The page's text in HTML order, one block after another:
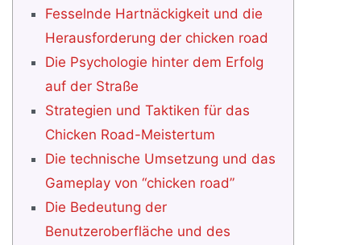
Fesselnde Hartnäckigkeit und die
Herausforderung der chicken road
Die Psychologie hinter dem Erfolg
auf der Straße
Strategien und Taktiken für das
Chicken Road-Meistertum
Die technische Umsetzung und das
Gameplay von “chicken road”
Die Bedeutung der
Benutzeroberfläche und des